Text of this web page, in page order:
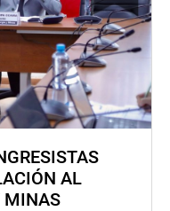
AL
MINAS